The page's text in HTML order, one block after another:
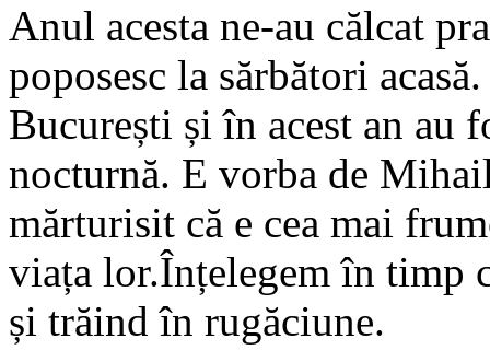
Anul acesta ne-au călcat
poposesc la sărbători
București și în acest an au
nocturnă. E vorba de
mărturisit că e cea mai
viața lor.Înțelegem în timp
și trăind în rugăciune.